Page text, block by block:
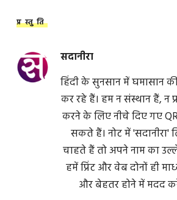
प्रस्तुति
सदानीरा
हिंदी के सुनसान में घमासान
कर रहे हैं। हम न संस्थान हैं, न
करने के लिए नीचे दिए गए
सकते हैं। नोट में
चाहते हैं तो अपने नाम का
हमें प्रिंट और वेब दोनों ही
और बेहतर होने में मदद